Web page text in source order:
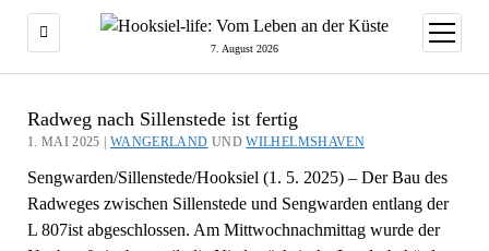
7. August 2026
Menü
öffnen
Radweg nach Sillenstede ist fertig
1. MAI 2025 | WANGERLAND UNDWILHELMSHAVEN
Sengwarden/Sillenstede/Hooksiel (1. 5. 2025) – Der Bau des
Radweges zwischen Sillenstede und Sengwarden entlang der
L 807ist abgeschlossen. Am Mittwochnachmittag wurde der